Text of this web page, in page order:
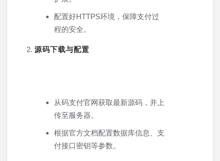
配置好HTTPS环境，保障支付过
程的安全。
源码下载与配置
从码支付官网获取最新源码，并上
传至服务器。
根据官方文档配置数据库信息、支
付接口密钥等参数。